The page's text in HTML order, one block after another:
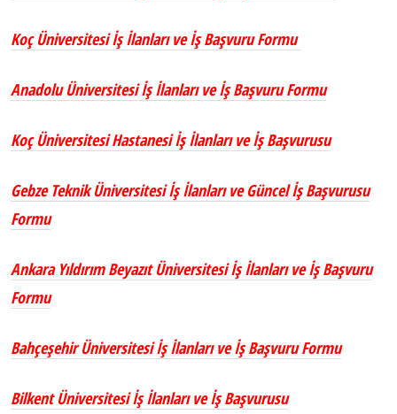
Koç Üniversitesi İş İlanları ve İş Başvuru Formu
Anadolu Üniversitesi İş İlanları ve İş Başvuru Formu
Koç Üniversitesi Hastanesi İş İlanları ve İş Başvurusu
Gebze Teknik Üniversitesi İş İlanları ve Güncel İş Başvurusu
Formu
Ankara Yıldırım Beyazıt Üniversitesi İş İlanları ve İş Başvuru
Formu
Bahçeşehir Üniversitesi İş İlanları ve İş Başvuru Formu
Bilkent Üniversitesi İş İlanları ve İş Başvurusu